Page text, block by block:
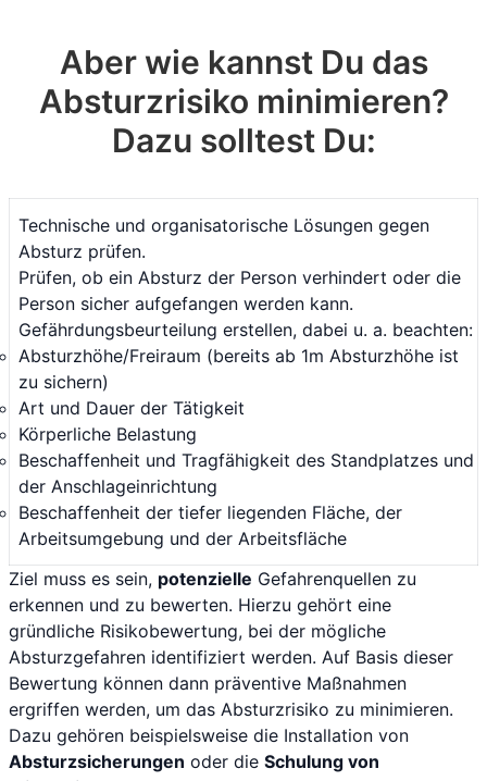
Aber wie kannst Du das
Absturzrisiko minimieren?
Dazu solltest Du:
Technische und organisatorische Lösungen gegen
Absturz prüfen.
Prüfen, ob ein Absturz der Person verhindert oder die
Person sicher aufgefangen werden kann.
Gefährdungsbeurteilung erstellen, dabei u. a. beachten:
Absturzhöhe/Freiraum (bereits ab 1m Absturzhöhe ist
zu sichern)
Art und Dauer der Tätigkeit
Körperliche Belastung
Beschaffenheit und Tragfähigkeit des Standplatzes und
der Anschlageinrichtung
Beschaffenheit der tiefer liegenden Fläche, der
Arbeitsumgebung und der Arbeitsfläche
Ziel muss es sein, potenzielle Gefahrenquellen zu
erkennen und zu bewerten. Hierzu gehört eine
gründliche Risikobewertung, bei der mögliche
Absturzgefahren identifiziert werden. Auf Basis dieser
Bewertung können dann präventive Maßnahmen
ergriffen werden, um das Absturzrisiko zu minimieren.
Dazu gehören beispielsweise die Installation von
Absturzsicherungen oder die Schulung von